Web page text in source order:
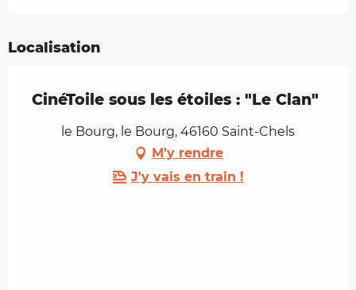
Localisation
CinéToile sous les étoiles : "Le Clan"
le Bourg, le Bourg, 46160 Saint-Chels
M'y rendre
J'y vais en train !